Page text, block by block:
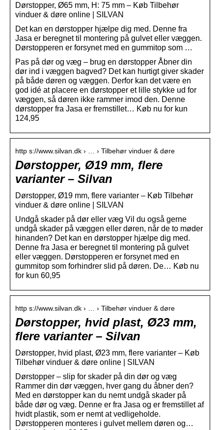
Dørstopper, Ø65 mm, H: 75 mm – Køb Tilbehør
vinduer & døre online | SILVAN
Det kan en dørstopper hjælpe dig med. Denne fra
Jasa er beregnet til montering på gulvet eller væggen.
Dørstopperen er forsynet med en gummitop som …
Pas på dør og væg – brug en dørstopper Åbner din
dør ind i væggen bagved? Det kan hurtigt giver skader
på både døren og væggen. Derfor kan det være en
god idé at placere en dørstopper et lille stykke ud for
væggen, så døren ikke rammer imod den. Denne
dørstopper fra Jasa er fremstillet… Køb nu for kun
124,95
http s://www.silvan.dk › … › Tilbehør vinduer & døre
Dørstopper, Ø19 mm, flere
varianter – Silvan
Dørstopper, Ø19 mm, flere varianter – Køb Tilbehør
vinduer & døre online | SILVAN
Undgå skader på dør eller væg Vil du også gerne
undgå skader på væggen eller døren, når de to møder
hinanden? Det kan en dørstopper hjælpe dig med.
Denne fra Jasa er beregnet til montering på gulvet
eller væggen. Dørstopperen er forsynet med en
gummitop som forhindrer slid på døren. De… Køb nu
for kun 60,95
http s://www.silvan.dk › … › Tilbehør vinduer & døre
Dørstopper, hvid plast, Ø23 mm,
flere varianter – Silvan
Dørstopper, hvid plast, Ø23 mm, flere varianter – Køb
Tilbehør vinduer & døre online | SILVAN
Dørstopper – slip for skader på din dør og væg
Rammer din dør væggen, hver gang du åbner den?
Med en dørstopper kan du nemt undgå skader på
både dør og væg. Denne er fra Jasa og er fremstillet af
hvidt plastik, som er nemt at vedligeholde.
Dørstopperen monteres i gulvet mellem døren og…